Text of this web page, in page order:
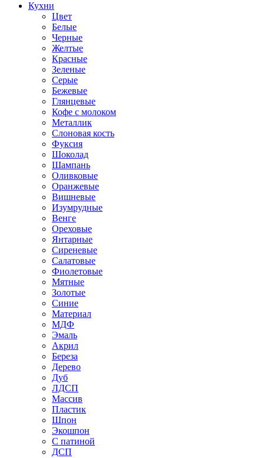
Кухни
Цвет
Белые
Черные
Желтые
Красные
Зеленые
Серые
Бежевые
Глянцевые
Кофе с молоком
Металлик
Слоновая кость
Фуксия
Шоколад
Шампань
Оливковые
Оранжевые
Вишневые
Изумрудные
Венге
Ореховые
Янтарные
Сиреневые
Салатовые
Фиолетовые
Мятные
Золотые
Синие
Материал
МДФ
Эмаль
Акрил
Береза
Дерево
Дуб
ЛДСП
Массив
Пластик
Шпон
Экошпон
С патиной
ДСП